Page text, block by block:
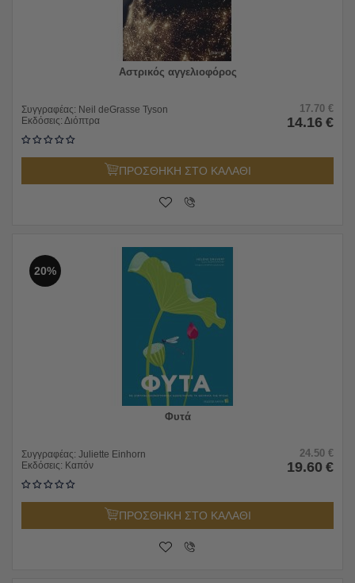
Αστρικός αγγελιοφόρος
Συγγραφέας: Neil deGrasse Tyson
Εκδόσεις: Διόπτρα
17.70 €
14.16 €
ΠΡΟΣΘΗΚΗ ΣΤΟ ΚΑΛΑΘΙ
20%
Φυτά
Συγγραφέας: Juliette Einhorn
Εκδόσεις: Καπόν
24.50 €
19.60 €
ΠΡΟΣΘΗΚΗ ΣΤΟ ΚΑΛΑΘΙ